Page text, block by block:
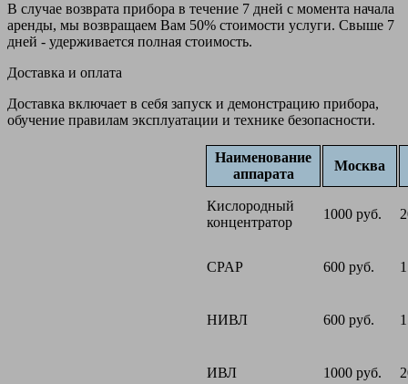
В случае возврата прибора в течение 7 дней с момента начала
аренды, мы возвращаем Вам 50% стоимости услуги. Свыше 7
дней - удерживается полная стоимость.
Доставка и оплата
Доставка включает в себя запуск и демонстрацию прибора,
обучение правилам эксплуатации и технике безопасности.
Наименование
аппарата
Москва
Кислородный
концентратор
1000 руб.
CPAP 600 руб.
НИВЛ 600 руб.
ИВЛ 1000 руб.